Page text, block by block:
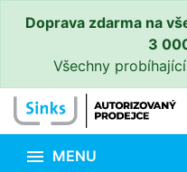
Doprava zdarma na
3
Všechny
 MENU